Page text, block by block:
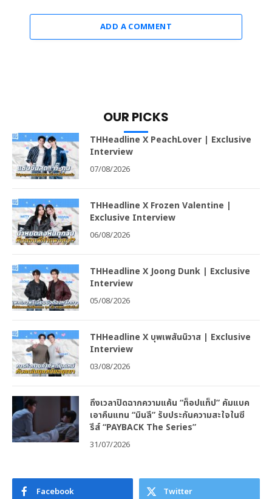
ADD A COMMENT
OUR PICKS
THHeadline X PeachLover | Exclusive
Interview
07/08/2026
THHeadline X Frozen Valentine |
Exclusive Interview
06/08/2026
THHeadline X Joong Dunk | Exclusive
Interview
05/08/2026
THHeadline X บุพเพสันนิวาส | Exclusive
Interview
03/08/2026
ถึงเวลาปิดฉากความแค้น “ท็อปแท็ป” คัมแบค
เอาคืนแทน “มินลี” รับประกันความสะใจในซี
รีส์ “PAYBACK The Series”
31/07/2026
Facebook Twitter